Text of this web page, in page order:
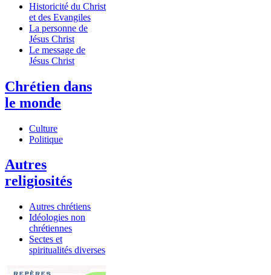
Historicité du Christ
et des Evangiles
La personne de
Jésus Christ
Le message de
Jésus Christ
Chrétien dans
le monde
Culture
Politique
Autres
religiosités
Autres chrétiens
Idéologies non
chrétiennes
Sectes et
spiritualités diverses